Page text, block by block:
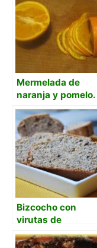
Mermelada de
naranja y pomelo.
Amarga y dulce
Bizcocho con
virutas de
chocolate y polvo
de naranja